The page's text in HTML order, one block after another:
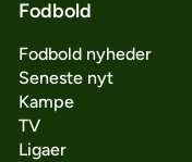
Fodbold
Fodbold nyheder
Seneste nyt
Kampe
TV
Ligaer